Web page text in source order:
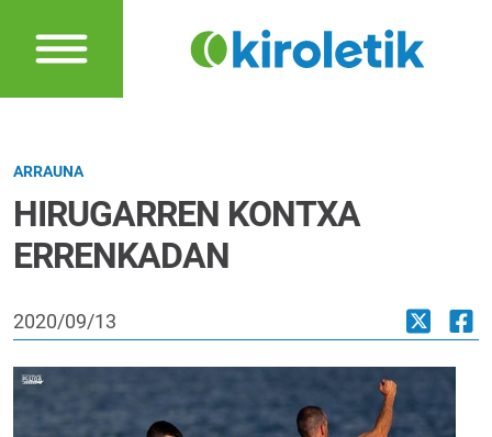
ARRAUNA
HIRUGARREN KONTXA
ERRENKADAN
2020/09/13